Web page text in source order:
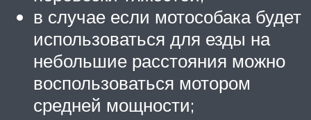
в случае если мотособака будет
использоваться для езды на
небольшие расстояния можно
воспользоваться мотором
средней мощности;